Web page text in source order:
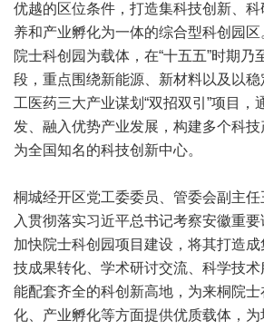
优越的区位条件，打造集科技创新、
养和产业孵化为一体的综合型科创园
院士科创园为载体，在“十五五”时期乃
段，重点围绕新能源、新材料以及以
工医药三大产业谋划“双招双引”项目，
发、融入优势产业发展，构建多个科
为全国知名的科技创新中心。
桐城经开区党工委委员、管委会副主
入贯彻落实习近平总书记考察安徽重
加快院士科创园项目建设，将其打造
技成果转化、学术研讨交流、科学技
能配套齐全的科创新高地，为来桐院
化、产业孵化等方面提供优质载体，